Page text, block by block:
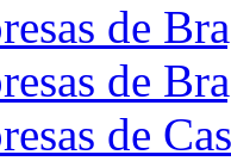
de
de
de